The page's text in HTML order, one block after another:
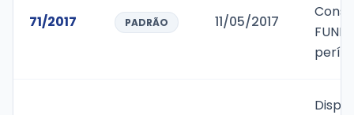
71/2017 PADRÃO 11/05/2017